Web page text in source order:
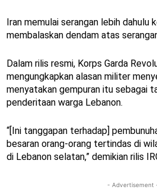
Iran memulai serangan lebih dahulu
membalaskan dendam atas
Dalam rilis resmi, Korps Garda
mengungkapkan alasan militer
menyatakan gempuran itu sebagai
penderitaan warga Lebanon.
“[Ini tanggapan terhadap]
besaran orang-orang tertindas di
di Lebanon selatan,” demikian rilis
- Advertisement